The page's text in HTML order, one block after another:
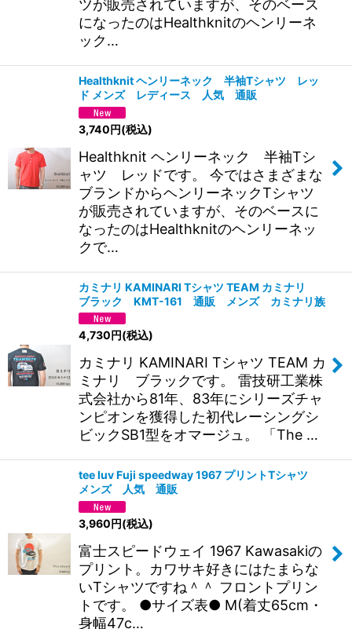
ツが販売されていますが、そのベース
になったのはHealthknitのヘンリーネ
ック…
Healthknit ヘンリーネック 半袖Tシャツ レッ
ド メンズ レディース 人気 通販
3,740円(税込)
Healthknit ヘンリーネック 半袖Tシ
ャツ レッドです。 今ではさまざまな
ブランドからヘンリーネックTシャツ
が販売されていますが、そのベースに
なったのはHealthknitのヘンリーネッ
クで…
カミナリ KAMINARI Tシャツ TEAM カミナリ
ブラック KMT-161 通販 メンズ カミナリ族
4,730円(税込)
カミナリ KAMINARI Tシャツ TEAM カ
ミナリ ブラックです。 雷技研工業株
式会社から81年、83年にシリーズチャ
ンピオンを獲得した初代レーシングシ
ビックSB1型をオマージュ。 「The …
tee luv Fuji speedway 1967 プリントTシャツ
メンズ 人気 通販
3,960円(税込)
富士スピードウェイ 1967 Kawasakiの
プリント。カワサキ好きにはたまらな
いTシャツですね＾＾ フロントプリン
トです。 ●サイズ表● M(着丈65cm・
身幅47c…